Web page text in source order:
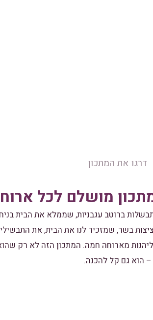
דרגו את המתכון
מושלם לכל
ברוטב עגבניות, שממלא את הבית
בשר, שמזכיר לנו את הבית, את
מארוחה חמה. המתכון הזה לא רק
הוא גם קל להכנה.